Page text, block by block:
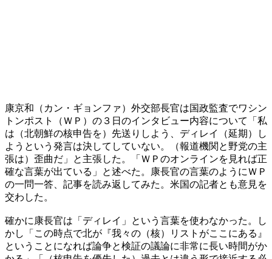
康京和（カン・ギョンファ）外交部長官は国政監査でワシン
トンポスト（ＷＰ）の３日のインタビュー内容について「私
は（北朝鮮の核申告を）先送りしよう、ディレイ（延期）し
ようという発言は決してしていない。（報道機関と野党の主
張は）歪曲だ」と主張した。「ＷＰのオンラインを見れば正
確な言葉が出ている」と述べた。康長官の言葉のようにＷＰ
の一問一答、記事を読み返してみた。米国の記者とも意見を
交わした。
確かに康長官は「ディレイ」という言葉を使わなかった。し
かし「この時点で北が『我々の（核）リストがここにある』
ということになれば論争と検証の議論に非常に長い時間がか